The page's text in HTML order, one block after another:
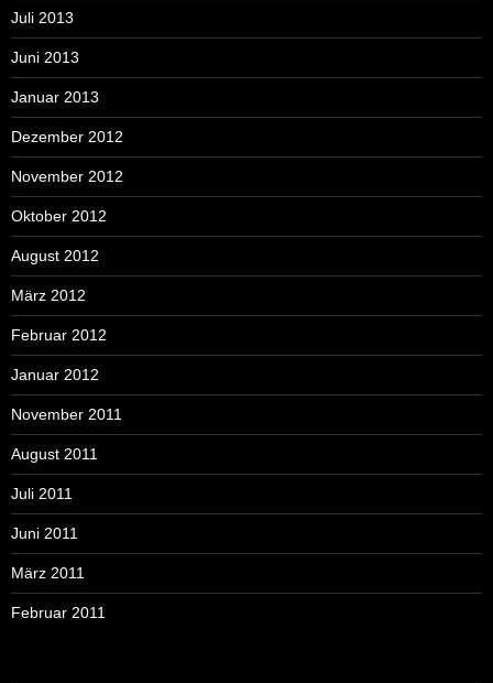
Juli 2013
Juni 2013
Januar 2013
Dezember 2012
November 2012
Oktober 2012
August 2012
März 2012
Februar 2012
Januar 2012
November 2011
August 2011
Juli 2011
Juni 2011
März 2011
Februar 2011